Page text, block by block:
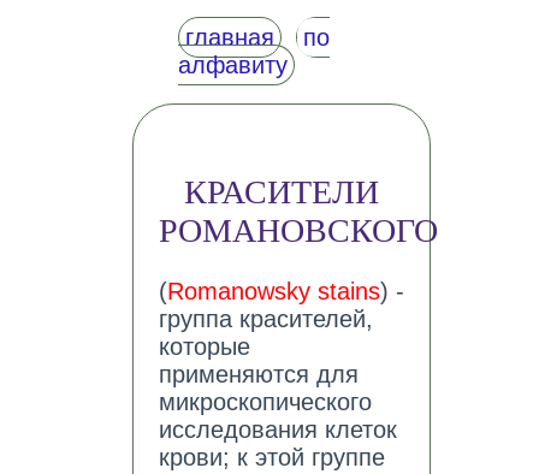
главная
по
алфавиту
КРАСИТЕЛИ
РОМАНОВСКОГО
(Romanowsky stains) -
группа красителей,
которые
применяются для
микроскопического
исследования клеток
крови; к этой группе